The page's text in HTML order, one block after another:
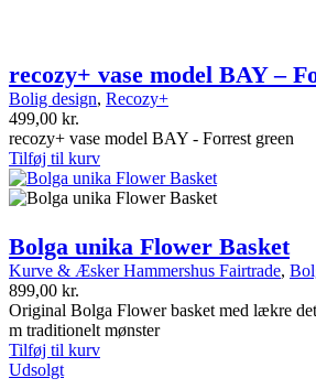
recozy+ vase model BAY –
Bolig design, Recozy+
499,00 kr.
recozy+ vase model BAY - Forrest green
Tilføj til kurv
Bolga unika Flower Basket
Kurve & Æsker Hammershus Fairtrade,
899,00 kr.
Original Bolga Flower basket med lækre
m traditionelt mønster
Tilføj til kurv
Udsolgt